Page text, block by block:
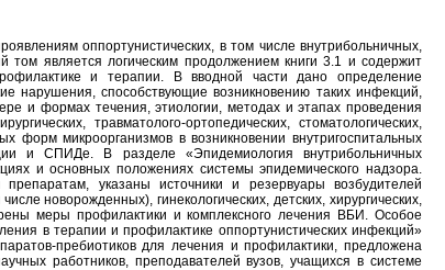
оппортунистических, в том числе внутрибольничных,
является логическим продолжением книги 3.1 и содержит
и терапии. В вводной части дано определение
нарушения, способствующие возникновению таких инфекций,
и формах течения, этиологии, методах и этапах проведения
травматолого-ортопедических, стоматологических,
форм микроорганизмов в возникновении внутригоспитальных
и СПИДе. В разделе «Эпидемиология внутрибольничных
и основных положениях системы эпидемического надзора.
препаратам, указаны источники и резервуары возбудителей
новорожденных), гинекологических, детских, хирургических,
меры профилактики и комплексного лечения ВБИ. Особое
в терапии и профилактике оппортунистических инфекций»
пребиотиков для лечения и профилактики, предложена
работников, преподавателей вузов, учащихся в системе